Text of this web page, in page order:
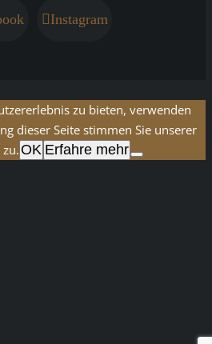
Instagram
zu bieten, verwenden
dieser Seite stimmen Sie unserer
OK Erfahre mehr